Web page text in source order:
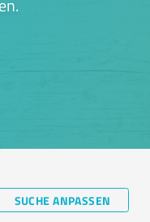
SUCHE ANPASSEN